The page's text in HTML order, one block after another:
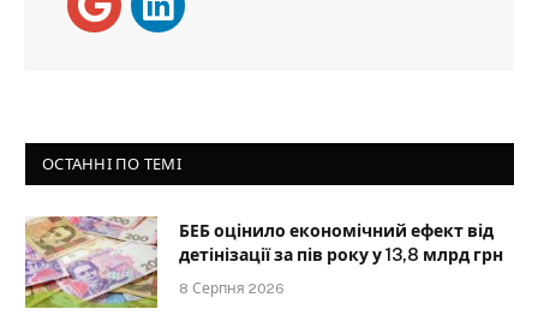
ОСТАННІ ПО ТЕМІ
БЕБ оцінило економічний ефект від
детінізації за пів року у 13,8 млрд грн
8 Серпня 2026